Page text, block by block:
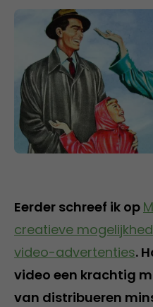
Eerder schreef ik op
creatieve
video-advertenties.
video een krachtig
van distribueren